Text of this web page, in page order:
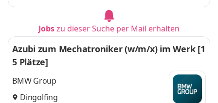
Jobszu dieser Suche per Mail erhalten
Azubi zum Mechatroniker (w/m/x) im Werk [1
5 Plätze]
BMW Group
Dingolfing